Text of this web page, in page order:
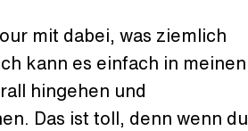
mit dabei, was ziemlich
kann es einfach in meinen
hingehen und
Das ist toll, denn wenn du